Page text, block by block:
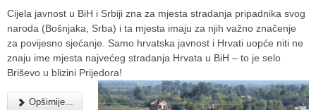
Cijela javnost u BiH i Srbiji zna za mjesta stradanja pripadnika svog
naroda (Bošnjaka, Srba) i ta mjesta imaju za njih važno značenje
za povijesno sjećanje. Samo hrvatska javnost i Hrvati uopće niti ne
znaju ime mjesta najvećeg stradanja Hrvata u BiH – to je selo
Briševo u blizini Prijedora!
Opširnije...